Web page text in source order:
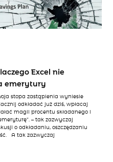
Excel nie
emerytury
stopa zastąpienia wyniesie
odkładać już dziś, wpłacaj
magii procentu składanego i
– tak zazwyczaj
o odkładaniu, oszczędzaniu
A tak zazwyczaj